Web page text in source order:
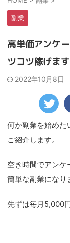
副業
高単価アンケ
ツコツ稼げます
2022年10月8日
何か副業を始めた
ご紹介します。
空き時間でアンケ
簡単な副業になり
先ずは毎月5,000